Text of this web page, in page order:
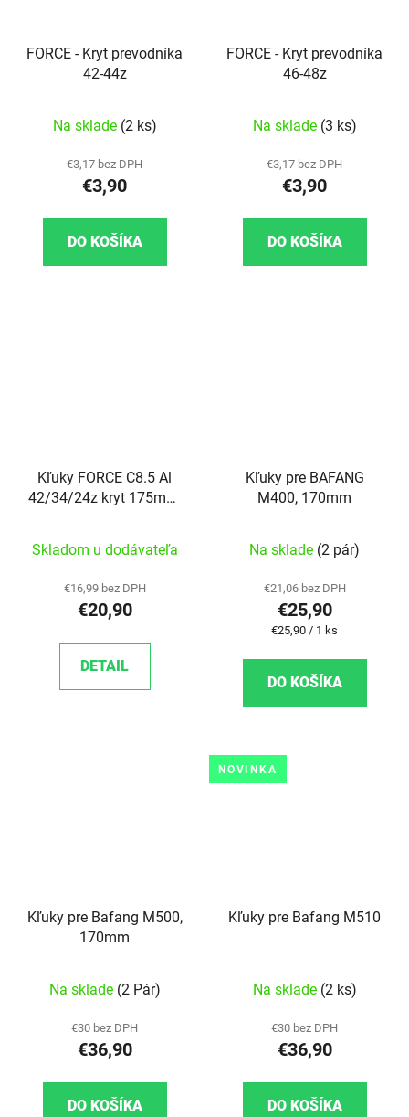
FORCE - Kryt prevodníka
42-44z
Na sklade (2 ks)
€3,17 bez DPH
€3,90
DO KOŠÍKA
FORCE - Kryt prevodníka
46-48z
Na sklade (3 ks)
€3,17 bez DPH
€3,90
DO KOŠÍKA
Kľuky FORCE C8.5 Al
42/34/24z kryt 175mm,
Skladom u dodávateľa
€16,99 bez DPH
€20,90
DETAIL
Kľuky pre BAFANG
M400, 170mm
Na sklade (2 pár)
€21,06 bez DPH
€25,90
Jednotková cena:
€25,90 / 1 ks
DO KOŠÍKA
Kľuky pre Bafang M500,
170mm
Na sklade (2 Pár)
€30 bez DPH
€36,90
DO KOŠÍKA
NOVINKA
Kľuky pre Bafang M510
Na sklade (2 ks)
€30 bez DPH
€36,90
DO KOŠÍKA